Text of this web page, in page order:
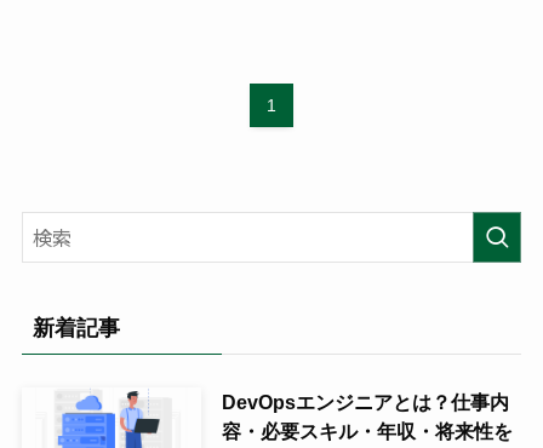
1
新着記事
DevOpsエンジニアとは？仕事内
容・必要スキル・年収・将来性を